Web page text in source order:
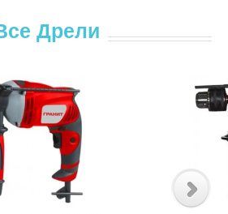
Дрели